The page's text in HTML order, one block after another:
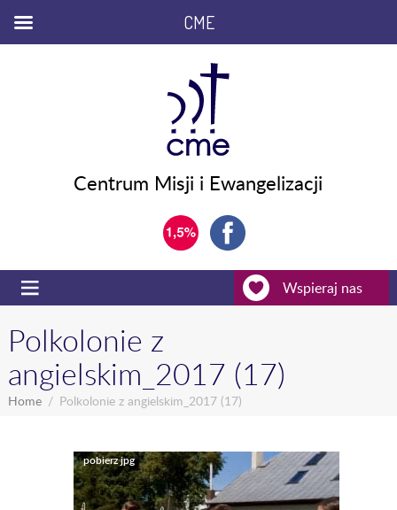
Centrum Misji i Ewangelizacji
Wspieraj nas
Polkolonie z
angielskim_2017 (17)
Home Polkolonie z angielskim_2017 (17)
CME